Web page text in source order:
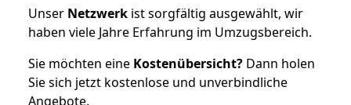
Unser Netzwerk ist sorgfältig ausgewählt, wir
haben viele Jahre Erfahrung im Umzugsbereich.
Sie möchten eine Kostenübersicht? Dann holen
Sie sich jetzt kostenlose und unverbindliche
Angebote.